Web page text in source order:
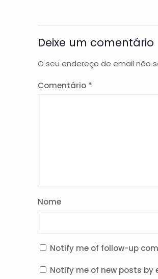
Deixe um comentário
O seu endereço de email não
Comentário *
Nome
Notify me of follow-up
Notify me of new posts by